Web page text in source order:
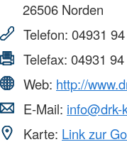
26506 Norden
Telefon: 04931
Telefax: 04931
Web: http://
E-Mail: info@drk-
Karte: Link zur